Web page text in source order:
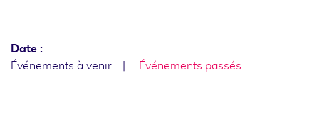
Date :
Événements à venir
Événements passés